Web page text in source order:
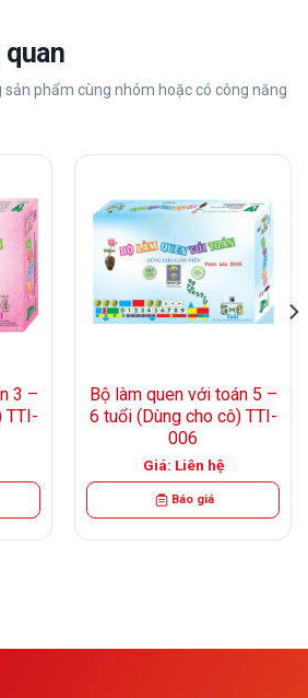
quan
phẩm cùng nhóm hoặc có công năng
3 –
TTI-
Bộ làm quen với toán 5 –
6 tuổi (Dùng cho cô) TTI-
006
Giá: Liên hệ
Báo giá